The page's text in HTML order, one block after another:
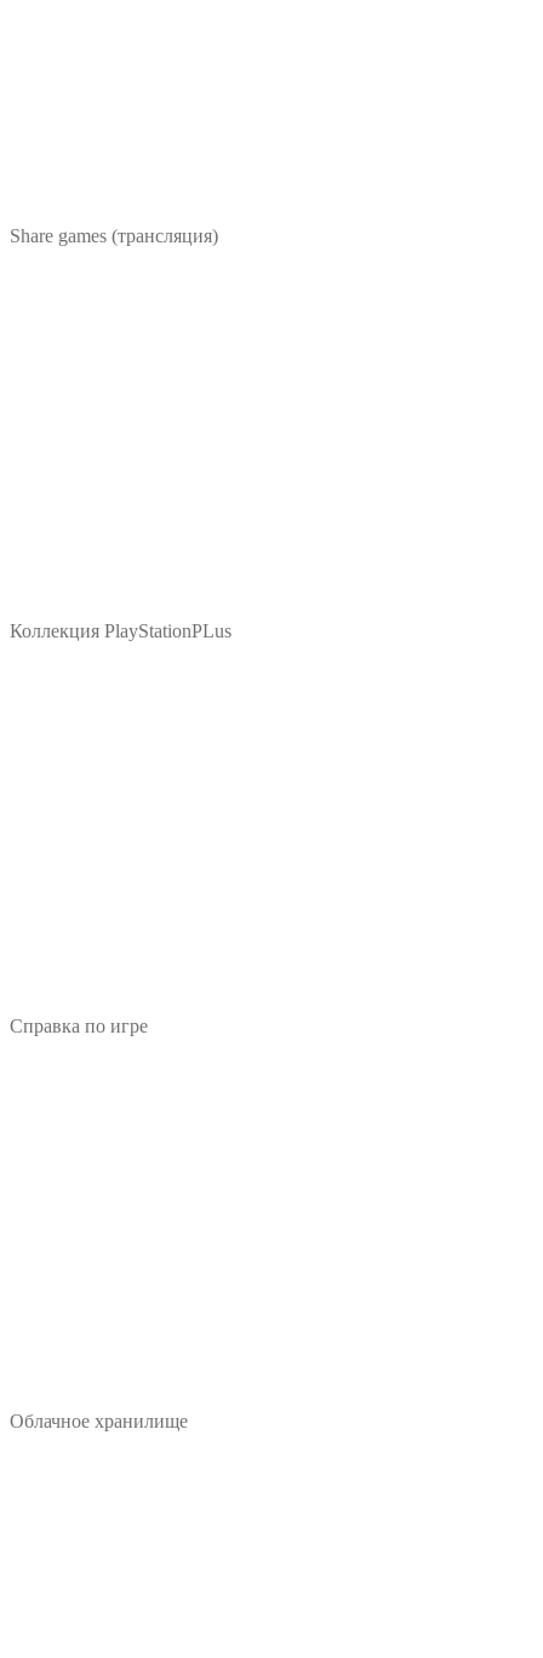
Share games (трансляция)
Коллекция PlayStationPLus
Справка по игре
Облачное хранилище